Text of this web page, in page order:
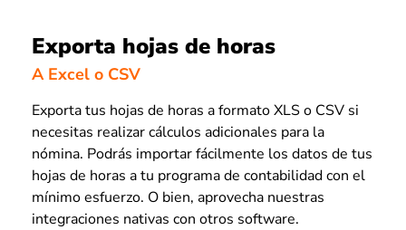
Exporta hojas de horas
A Excel o CSV
Exporta tus hojas de horas a formato XLS o CSV si
necesitas realizar cálculos adicionales para la
nómina. Podrás importar fácilmente los datos de tus
hojas de horas a tu programa de contabilidad con el
mínimo esfuerzo. O bien, aprovecha nuestras
integraciones nativas con otros software.